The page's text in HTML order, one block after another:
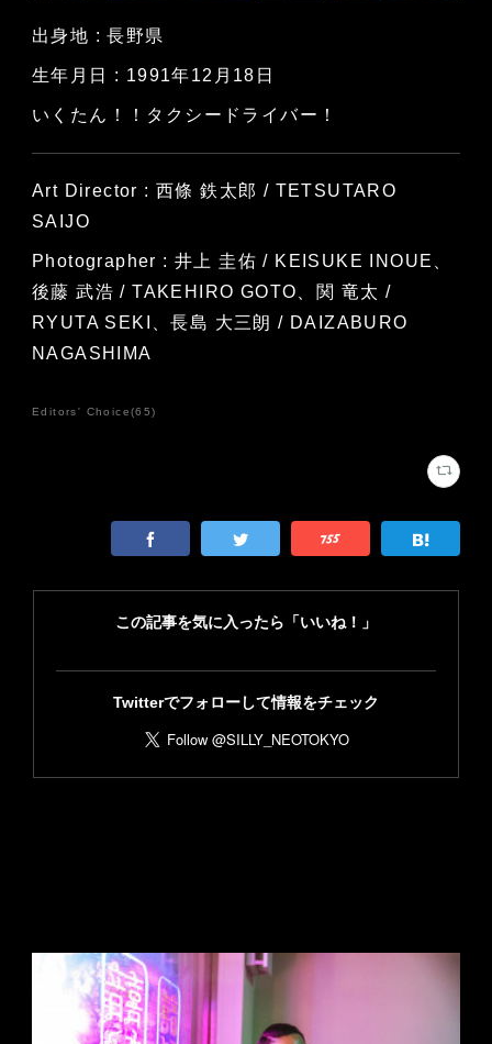
出身地 : 長野県
生年月日 : 1991年12月18日
いくたん！！タクシードライバー！
Art Director : 西條 鉄太郎 / TETSUTARO
SAIJO
Photographer : 井上 圭佑 / KEISUKE INOUE、
後藤 武浩 / TAKEHIRO GOTO、関 竜太 /
RYUTA SEKI、長島 大三朗 / DAIZABURO
NAGASHIMA
Editors' Choice(65)